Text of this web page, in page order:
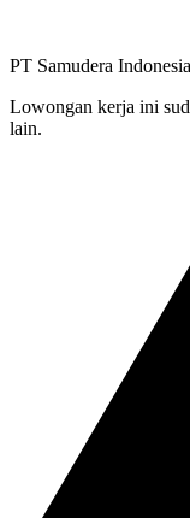
PT Samudera
Lowongan kerja ini
lain.